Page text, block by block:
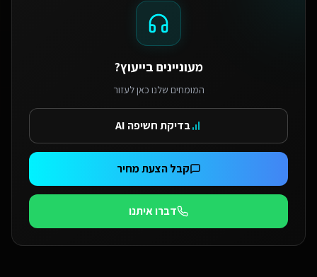
מעוניינים בייעוץ?
המומחים שלנו כאן לעזור
בדיקת חשיפה AI
קבל הצעת מחיר
דברו איתנו